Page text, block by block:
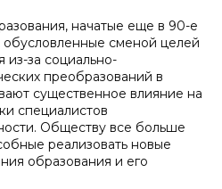
начатые еще в 90-е
сменой целей
из-за социально-
преобразований в
существенное влияние на
специалистов
Обществу все больше
реализовать новые
образования и его